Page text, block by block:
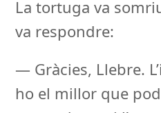
La tortuga va
va respondre:
— Gràcies, Llebre.
ho el millor que